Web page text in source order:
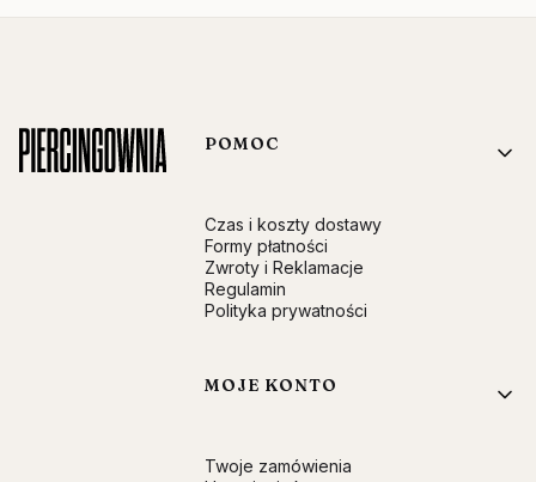
Linki w stopce
POMOC
Czas i koszty dostawy
Formy płatności
Zwroty i Reklamacje
Regulamin
Polityka prywatności
MOJE KONTO
Twoje zamówienia